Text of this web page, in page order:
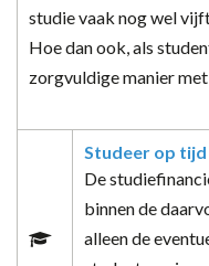
studie vaak nog wel
Hoe dan ook, als
zorgvuldige manier
Studeer op
De
binnen de
alleen de